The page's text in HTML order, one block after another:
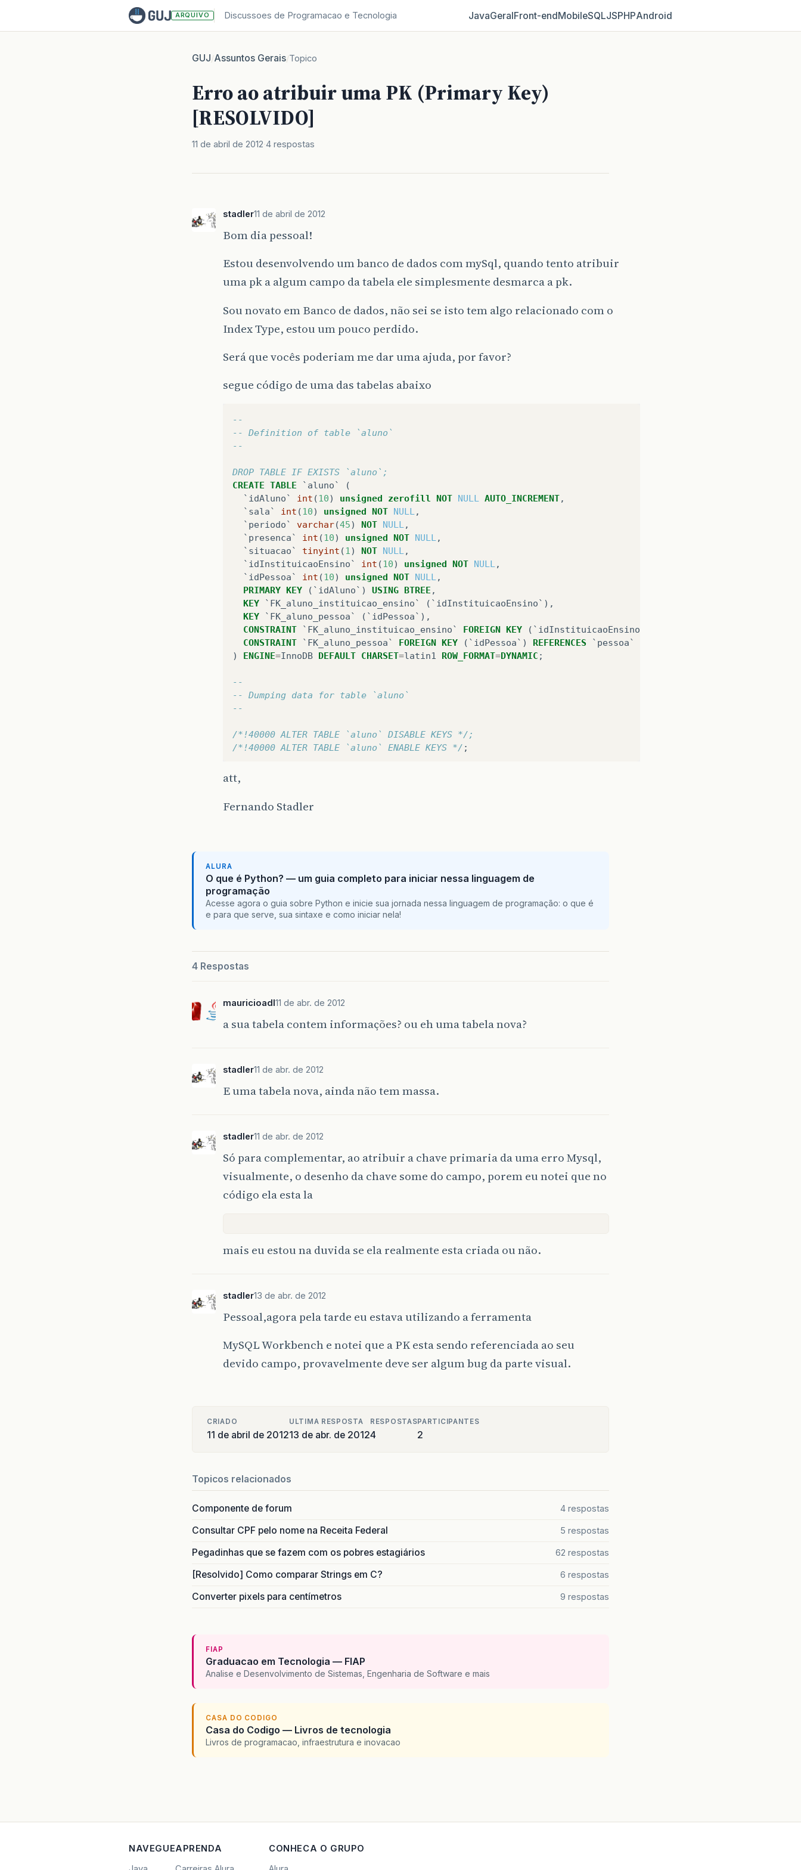
ARQUIVO Discussoes de Programacao e Tecnologia JavaGeralFront‑endMobileSQLJSPHPAndroid
GUJ/Assuntos Gerais/Topico
Erro ao atribuir uma PK (Primary Key)
[RESOLVIDO]
11 de abril de 2012 4 respostas
stadler11 de abril de 2012
Bom dia pessoal!
Estou desenvolvendo um banco de dados com mySql, quando tento atribuir
uma pk a algum campo da tabela ele simplesmente desmarca a pk.
Sou novato em Banco de dados, não sei se isto tem algo relacionado com o
Index Type, estou um pouco perdido.
Será que vocês poderiam me dar uma ajuda, por favor?
segue código de uma das tabelas abaixo
--
-- Definition of table `aluno`
--
DROP TABLE IF EXISTS `aluno`;
CREATE TABLE `aluno`
(
`idAluno`
int (10) unsigned zerofill NOT NULL AUTO_INCREMENT,
`sala`
int (10) unsigned NOT NULL ,
`periodo`
varchar(45) NOT NULL ,
`presenca`
int (10) unsigned NOT NULL ,
`situacao`
tinyint (1 ) NOT NULL ,
`idInstituicaoEnsino`
int (10) unsigned NOT NULL ,
`idPessoa`
int (10) unsigned NOT NULL ,
PRIMARY KEY ( `idAluno` ) USING BTREE ,
KEY
`FK_aluno_instituicao_ensino` ( `idInstituicaoEnsino` ),
KEY
`FK_aluno_pessoa` ( `idPessoa` ),
CONSTRAINT
`FK_aluno_instituicao_ensino` FOREIGN KEY ( `idInstituicaoEnsino`
CONSTRAINT
`FK_aluno_pessoa` FOREIGN KEY ( `idPessoa` ) REFERENCES `pessoa`
)
ENGINE=InnoDB DEFAULT CHARSET=latin1 ROW_FORMAT=DYNAMIC ;
--
-- Dumping data for table `aluno`
--
/*!40000 ALTER TABLE `aluno` DISABLE KEYS */;
/*!40000 ALTER TABLE `aluno` ENABLE KEYS */ ;
att,
Fernando Stadler
ALURA
O que é Python? — um guia completo para iniciar nessa linguagem de
programação
Acesse agora o guia sobre Python e inicie sua jornada nessa linguagem de programação: o que é
e para que serve, sua sintaxe e como iniciar nela!
4 Respostas
mauricioadl11 de abr. de 2012
a sua tabela contem informações? ou eh uma tabela nova?
stadler11 de abr. de 2012
E uma tabela nova, ainda não tem massa.
stadler11 de abr. de 2012
Só para complementar, ao atribuir a chave primaria da uma erro Mysql,
visualmente, o desenho da chave some do campo, porem eu notei que no
código ela esta la
mais eu estou na duvida se ela realmente esta criada ou não.
stadler13 de abr. de 2012
Pessoal,agora pela tarde eu estava utilizando a ferramenta
MySQL Workbench e notei que a PK esta sendo referenciada ao seu
devido campo, provavelmente deve ser algum bug da parte visual.
CRIADO
11 de abril de 2012
ULTIMA RESPOSTA
13 de abr. de 2012
RESPOSTAS
4
PARTICIPANTES
2
Topicos relacionados
Componente de forum 4 respostas
Consultar CPF pelo nome na Receita Federal 5 respostas
Pegadinhas que se fazem com os pobres estagiários 62 respostas
[Resolvido] Como comparar Strings em C? 6 respostas
Converter pixels para centímetros 9 respostas
FIAP
Graduacao em Tecnologia — FIAP
Analise e Desenvolvimento de Sistemas, Engenharia de Software e mais
CASA DO CODIGO
Casa do Codigo — Livros de tecnologia
Livros de programacao, infraestrutura e inovacao
NAVEGUEAPRENDA
CONHECA O GRUPO